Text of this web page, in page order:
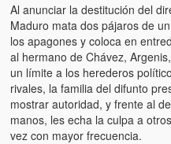
Venezuela)
Luis y El Mono… en
Puente Llaguno,
Radio Emisoras y canales
de Chávez hasta el 2009
Al anunciar la destitución del
Maduro mata dos pájaros de
los apagones y coloca en
al hermano de Chávez,
un límite a los herederos
rivales, la familia del difunto
mostrar autoridad, y frente al
manos, les echa la culpa a
vez con mayor frecuencia.